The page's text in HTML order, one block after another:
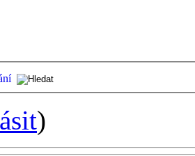
)